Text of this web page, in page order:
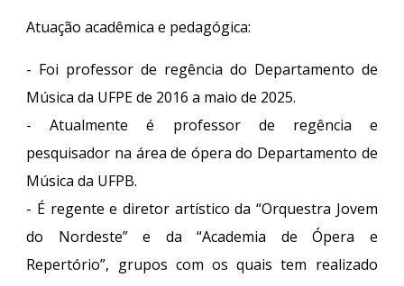
Atuação acadêmica e pedagógica:
- Foi professor de regência do Departamento de
Música da UFPE de 2016 a maio de 2025.
- Atualmente é professor de regência e
pesquisador na área de ópera do Departamento de
Música da UFPB.
- É regente e diretor artístico da “Orquestra Jovem
do Nordeste” e da “Academia de Ópera e
Repertório”, grupos com os quais tem realizado